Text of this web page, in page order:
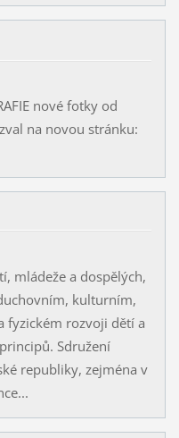
nové fotky od
na novou stránku:
mládeže a dospělých,
kulturním,
fyzickém rozvoji dětí a
Sdružení
republiky, zejména v